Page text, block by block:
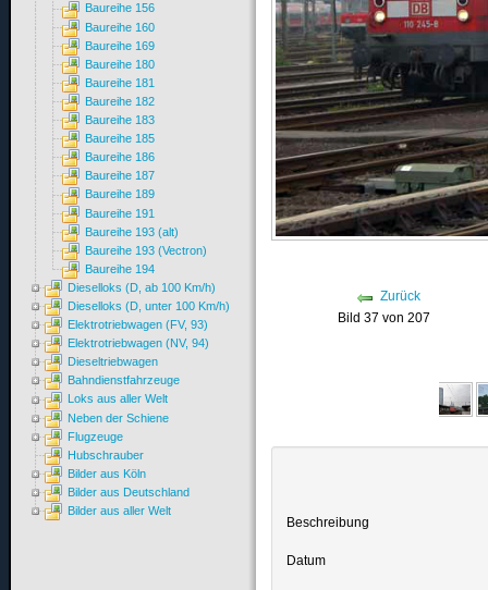
Zurück
Bild 37 von 207
Beschreibung
Datum
Baureihe 156
Baureihe 160
Baureihe 169
Baureihe 180
Baureihe 181
Baureihe 182
Baureihe 183
Baureihe 185
Baureihe 186
Baureihe 187
Baureihe 189
Baureihe 191
Baureihe 193 (alt)
Baureihe 193 (Vectron)
Baureihe 194
Dieselloks (D, ab 100 Km/h)
Dieselloks (D, unter 100 Km/h)
Elektrotriebwagen (FV, 93)
Elektrotriebwagen (NV, 94)
Dieseltriebwagen
Bahndienstfahrzeuge
Loks aus aller Welt
Neben der Schiene
Flugzeuge
Hubschrauber
Bilder aus Köln
Bilder aus Deutschland
Bilder aus aller Welt